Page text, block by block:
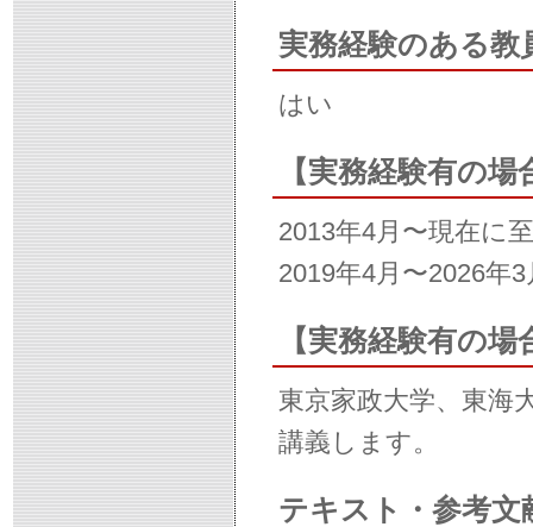
実務経験のある教
はい
【実務経験有の
2013年4月〜現在に
2019年4月〜2026
【実務経験有の
東京家政大学、東海
講義します。
テキスト・参考文